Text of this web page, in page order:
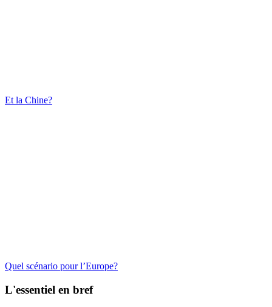
Et la Chine?
Quel scénario pour l’Europe?
L'essentiel en bref